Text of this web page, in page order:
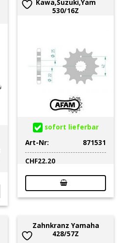
Kawa,Suzuki,Yam
530/16Z
sofort lieferbar
Art-Nr:
871531
CHF22.20
Zahnkranz Yamaha
428/57Z